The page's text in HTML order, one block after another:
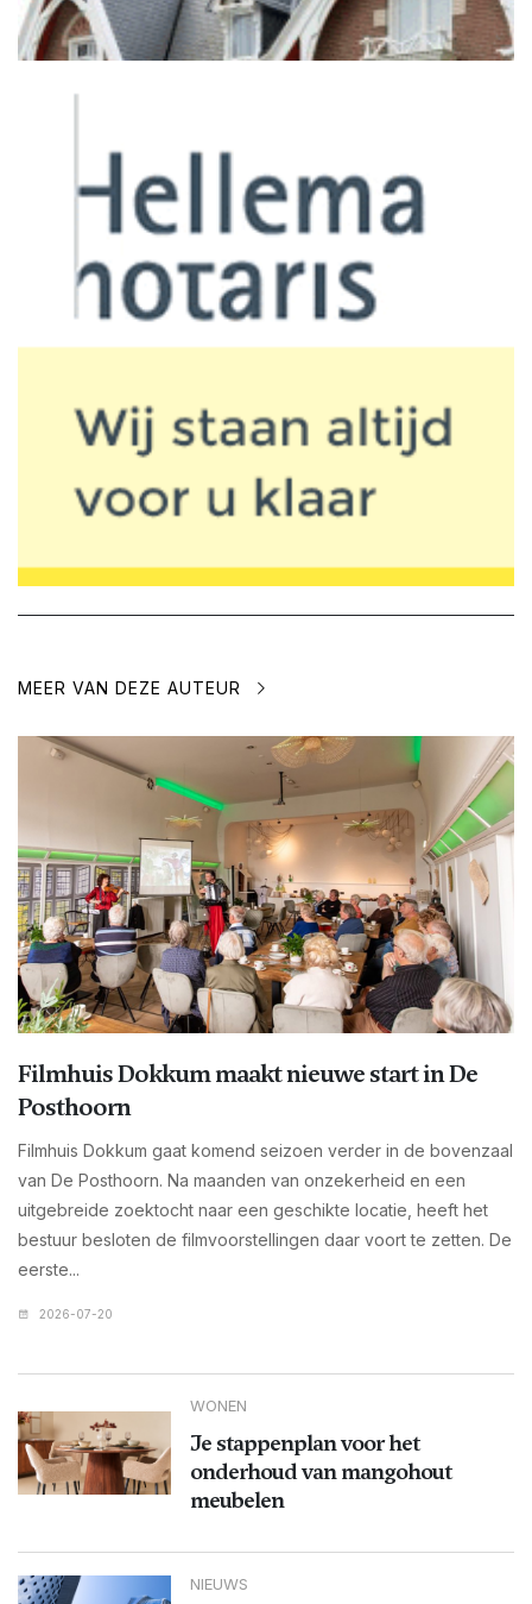
MEER VAN DEZE AUTEUR
Filmhuis Dokkum maakt nieuwe start in De
Posthoorn
Filmhuis Dokkum gaat komend seizoen verder in de bovenzaal
van De Posthoorn. Na maanden van onzekerheid en een
uitgebreide zoektocht naar een geschikte locatie, heeft het
bestuur besloten de filmvoorstellingen daar voort te zetten. De
eerste...
2026-07-20
WONEN
Je stappenplan voor het
onderhoud van mangohout
meubelen
NIEUWS